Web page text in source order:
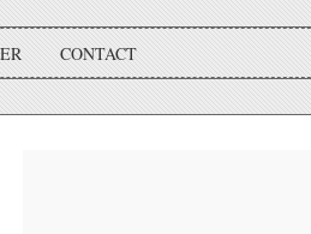
CONTACT